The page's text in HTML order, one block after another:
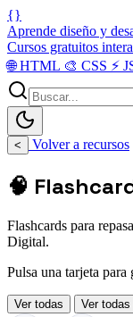
{}
Aprende diseño y
Cursos gratuitos
🌐HTML 🎨 CSS ⚡
< Volver a recursos
🧠
Flashcards para
Digital.
Pulsa una tarjeta
Ver todas Ver